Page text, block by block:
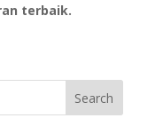
terbaik.
Search